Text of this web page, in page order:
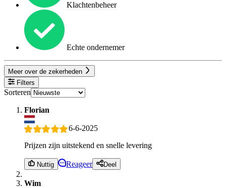
Klachtenbeheer
Echte ondernemer
Meer over de zekerheden
Filters
Sorteren
Florian
6-6-2025
Prijzen zijn uitstekend en snelle levering
Nuttig Reageer Deel
Wim